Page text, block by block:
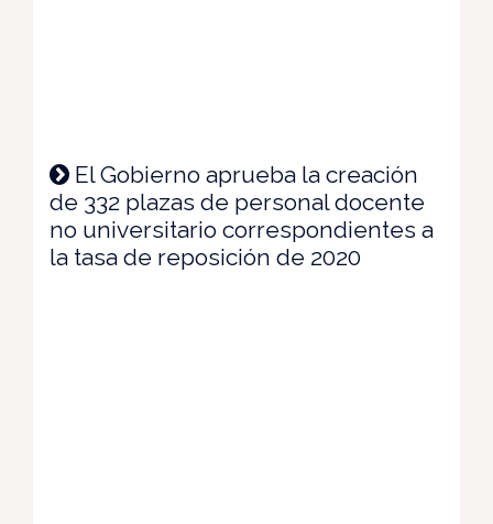
El Gobierno aprueba la creación
de 332 plazas de personal docente
no universitario correspondientes a
la tasa de reposición de 2020